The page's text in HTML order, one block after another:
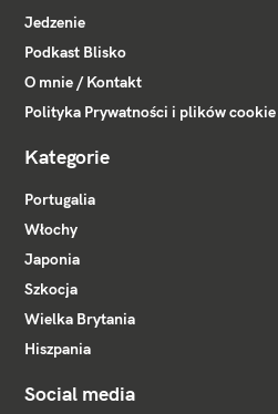
Jedzenie
Podkast Blisko
O mnie / Kontakt
Polityka Prywatności i plików cookie
Kategorie
Portugalia
Włochy
Japonia
Szkocja
Wielka Brytania
Hiszpania
Social media